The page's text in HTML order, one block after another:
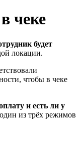
чеке
будет
локации.
чтобы в чеке
и есть ли у
из трёх режимов